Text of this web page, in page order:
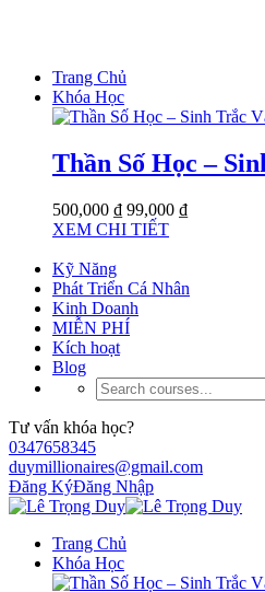
Trang Chủ
Khóa Học
Thần Số Học –
500,000 ₫ 99,000 ₫
XEM CHI TIẾT
Kỹ Năng
Phát Triển Cá Nhân
Kinh Doanh
MIỄN PHÍ
Kích hoạt
Blog
Tư vấn khóa học?
0347658345
duymillionaires@gmail.com
Đăng KýĐăng Nhập
Trang Chủ
Khóa Học